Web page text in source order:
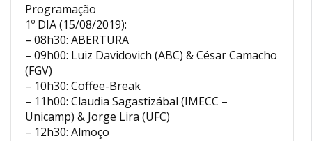
Programação
1º DIA (15/08/2019):
– 08h30: ABERTURA
– 09h00: Luiz Davidovich (ABC) & César Camacho
(FGV)
– 10h30: Coffee-Break
– 11h00: Claudia Sagastizábal (IMECC –
Unicamp) & Jorge Lira (UFC)
– 12h30: Almoço